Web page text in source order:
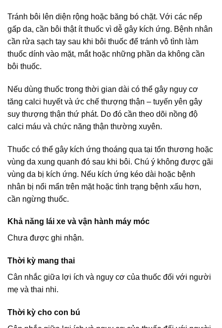
Tránh bôi lên diện rộng hoặc băng bó chặt. Với các nếp
gấp da, cần bôi thật ít thuốc vì dễ gây kích ứng. Bệnh nhân
cần rửa sạch tay sau khi bôi thuốc để tránh vô tình làm
thuốc dính vào mặt, mắt hoặc những phần da không cần
bôi thuốc.
Nếu dùng thuốc trong thời gian dài có thể gây nguy cơ
tăng calci huyết và ức chế thượng thận – tuyến yên gây
suy thượng thận thứ phát. Do đó cần theo dõi nồng độ
calci máu và chức năng thận thường xuyên.
Thuốc có thể gây kích ứng thoáng qua tại tổn thương hoặc
vùng da xung quanh đó sau khi bôi. Chú ý không được gãi
vùng da bị kích ứng. Nếu kích ứng kéo dài hoặc bệnh
nhân bị nổi mẩn trên mặt hoặc tình trạng bệnh xấu hơn,
cần ngừng thuốc.
Khả năng lái xe và vận hành máy móc
Chưa được ghi nhận.
Thời kỳ mang thai
Cân nhắc giữa lợi ích và nguy cơ của thuốc đối với người
mẹ và thai nhi.
Thời kỳ cho con bú